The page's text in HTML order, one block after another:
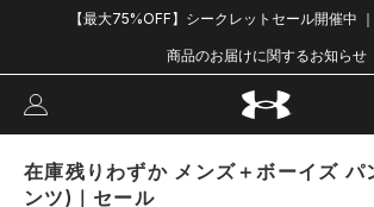
【最大75%OFF】シークレットセール開催中
商品のお届けに関するお知らせ
在庫残りわずか メンズ＋ボーイズ パ
ンツ)｜セール